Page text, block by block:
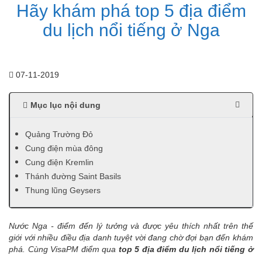
Hãy khám phá top 5 địa điểm
du lịch nổi tiếng ở Nga
07-11-2019
Mục lục nội dung
Quảng Trường Đỏ
Cung điện mùa đông
Cung điện Kremlin
Thánh đường Saint Basils
Thung lũng Geysers
Nước Nga - điểm đến lý tưởng và được yêu thích nhất trên thế
giới với nhiều điều địa danh tuyệt vời đang chờ đợi bạn đến khám
phá. Cùng VisaPM điểm qua top 5 địa điểm du lịch nổi tiếng ở